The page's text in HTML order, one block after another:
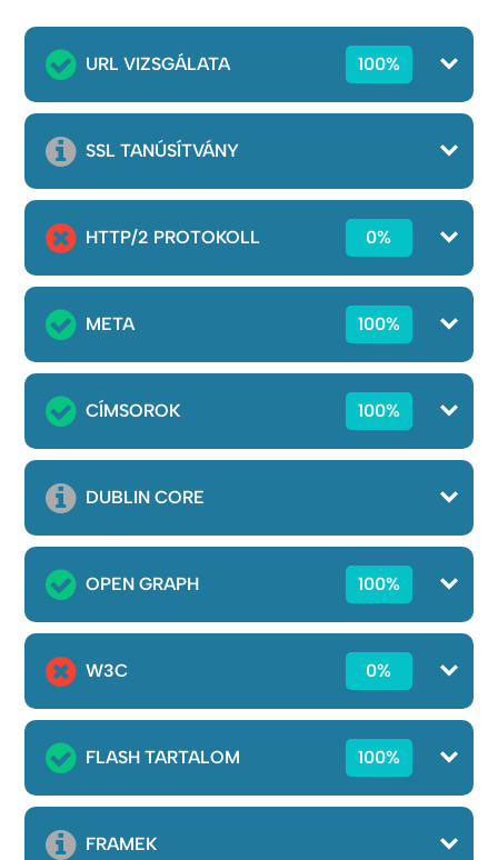
URL VIZSGÁLATA 100%
SSL TANÚSÍTVÁNY
HTTP/2 PROTOKOLL 0%
META 100%
CÍMSOROK 100%
DUBLIN CORE
OPEN GRAPH 100%
W3C 0%
FLASH TARTALOM 100%
FRAMEK